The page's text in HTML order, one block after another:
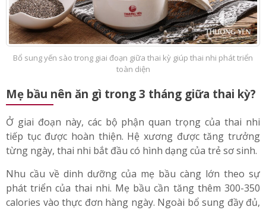
Bổ sung yến sào trong giai đoạn giữa thai kỳ giúp thai nhi phát triển
toàn diện
Mẹ bầu nên ăn gì trong 3 tháng giữa thai kỳ?
Ở giai đoạn này, các bộ phận quan trọng của thai nhi
tiếp tục được hoàn thiện. Hệ xương được tăng trưởng
từng ngày, thai nhi bắt đầu có hình dạng của trẻ sơ sinh.
Nhu cầu về dinh dưỡng của mẹ bầu càng lớn theo sự
phát triển của thai nhi. Mẹ bầu cần tăng thêm 300-350
calories vào thực đơn hàng ngày. Ngoài bổ sung đầy đủ,